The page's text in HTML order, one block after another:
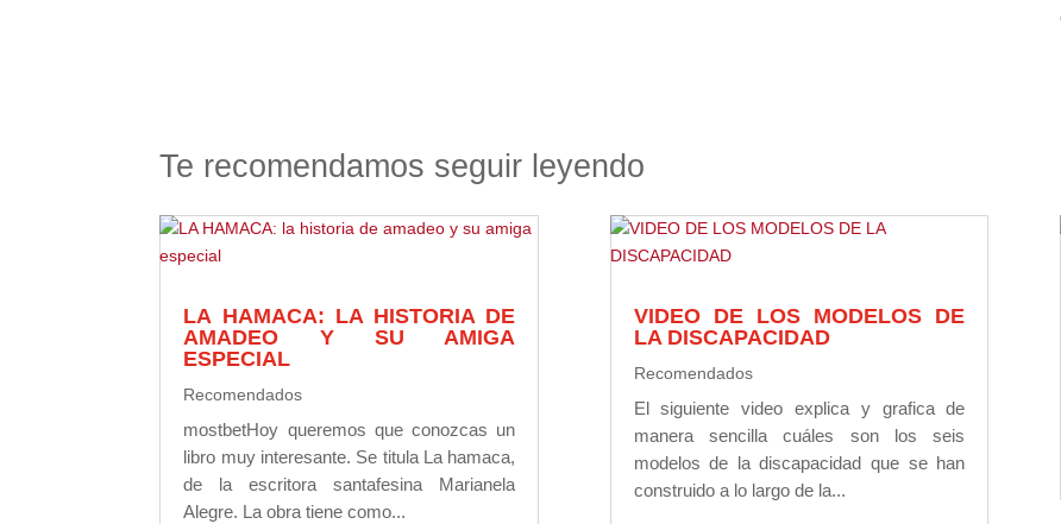
Te recomendamos seguir leyendo
LA HAMACA: LA HISTORIA DE
AMADEO Y SU AMIGA
ESPECIAL
Recomendados
mostbetHoy queremos que conozcas un
libro muy interesante. Se titula La hamaca,
de la escritora santafesina Marianela
Alegre. La obra tiene como...
VIDEO DE LOS MODELOS DE
LA DISCAPACIDAD
Recomendados
El siguiente video explica y grafica de
manera sencilla cuáles son los seis
modelos de la discapacidad que se han
construido a lo largo de la...